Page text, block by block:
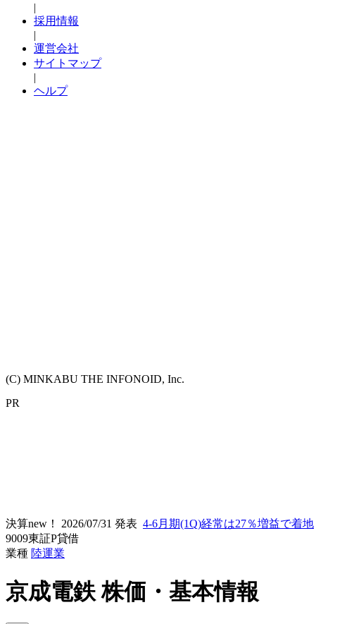
|
採用情報
|
運営会社
サイトマップ
|
ヘルプ
(C) MINKABU THE INFONOID, Inc.
PR
決算new！ 2026/07/31 発表 4-6月期(1Q)経常は27％増益で着地
9009東証P貸借
業種 陸運業
京成電鉄株価・基本情報